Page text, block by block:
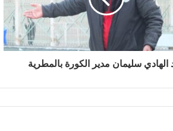
الهادي سليمان مدير الكورة بالمطرية